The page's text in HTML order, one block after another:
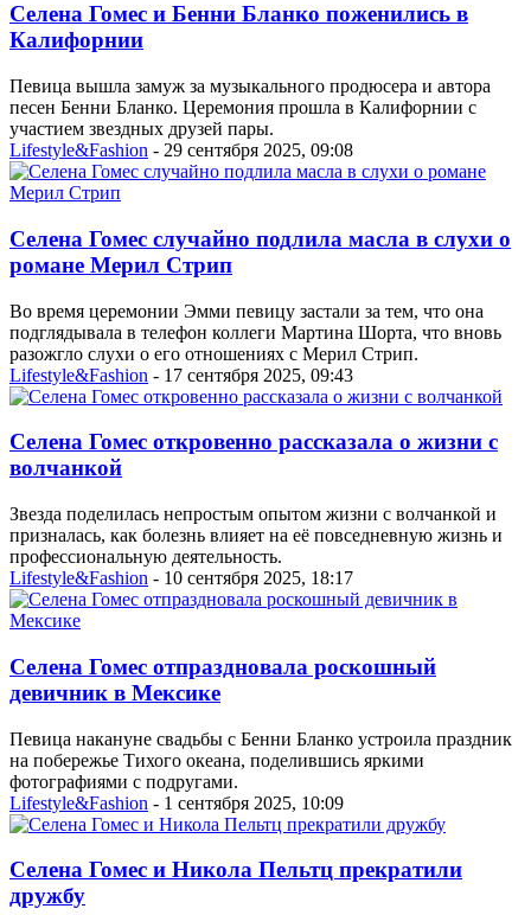
Селена Гомес и Бенни Бланко поженились в
Калифорнии
Певица вышла замуж за музыкального продюсера и автора
песен Бенни Бланко. Церемония прошла в Калифорнии с
участием звездных друзей пары.
Lifestyle&Fashion - 29 сентября 2025, 09:08
Селена Гомес случайно подлила масла в слухи о
романе Мерил Стрип
Во время церемонии Эмми певицу застали за тем, что она
подглядывала в телефон коллеги Мартина Шорта, что вновь
разожгло слухи о его отношениях с Мерил Стрип.
Lifestyle&Fashion - 17 сентября 2025, 09:43
Селена Гомес откровенно рассказала о жизни с
волчанкой
Звезда поделилась непростым опытом жизни с волчанкой и
призналась, как болезнь влияет на её повседневную жизнь и
профессиональную деятельность.
Lifestyle&Fashion - 10 сентября 2025, 18:17
Селена Гомес отпраздновала роскошный
девичник в Мексике
Певица накануне свадьбы с Бенни Бланко устроила праздник
на побережье Тихого океана, поделившись яркими
фотографиями с подругами.
Lifestyle&Fashion - 1 сентября 2025, 10:09
Селена Гомес и Никола Пельтц прекратили
дружбу